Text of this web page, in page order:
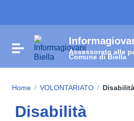
Attiva / disattiva la navigazione
Assessorato alle
Comune di Biella
Home / VOLONTARIATO / Disabilità
Disabilità